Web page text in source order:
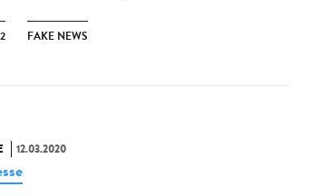
FAKE NEWS
12.03.2020